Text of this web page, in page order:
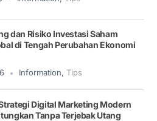
dan Risiko Investasi Saham
di Tengah Perubahan Ekonomi
Information, Tips
Digital Marketing Modern
Tanpa Terjebak Utang